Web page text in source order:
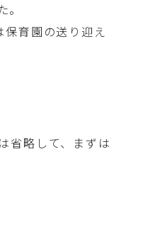
育園の送り迎え
省略して、まずは